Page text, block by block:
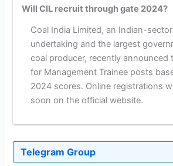
Will CIL recruit through gate 2024?
Coal India Limited, an Indian-
undertaking and the largest
coal producer, recently announced
for Management Trainee posts
2024 scores. Online registrations
soon on the official website.
Telegram Group